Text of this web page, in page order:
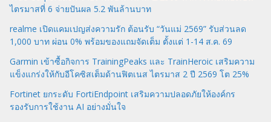
ไตรมาสที่ 6 จ่ายปันผล 5.2 พันล้านบาท
realme เปิดแคมเปญส่งความรัก ต้อนรับ “วันแม่ 2569” รับส่วนลด
1,000 บาท ผ่อน 0% พร้อมของแถมจัดเต็ม ตั้งแต่ 1-14 ส.ค. 69
Garmin เข้าซื้อกิจการ TrainingPeaks และ TrainHeroic เสริมความ
แข็งแกร่งให้กับอีโคซิสเต็มด้านฟิตเนส ไตรมาส 2 ปี 2569 โต 25%
Fortinet ยกระดับ FortiEndpoint เสริมความปลอดภัยให้องค์กร
รองรับการใช้งาน AI อย่างมั่นใจ